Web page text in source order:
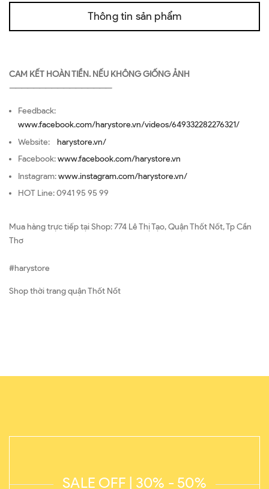
Thông tin sản phẩm
CAM KẾT HOÀN TIỀN. NẾU KHÔNG GIỐNG ẢNH
—————————————————
Feedback:
www.facebook.com/harystore.vn/videos/649332282276321/
Website: harystore.vn/
Facebook:www.facebook.com/harystore.vn
Instagram:www.instagram.com/harystore.vn/
HOT Line: 0941 95 95 99
Mua hàng trực tiếp tại Shop: 774 Lê Thị Tạo, Quận Thốt Nốt, Tp Cần
Thơ
#harystore
Shop thời trang quận Thốt Nốt
SALE OFF | 30% - 50%